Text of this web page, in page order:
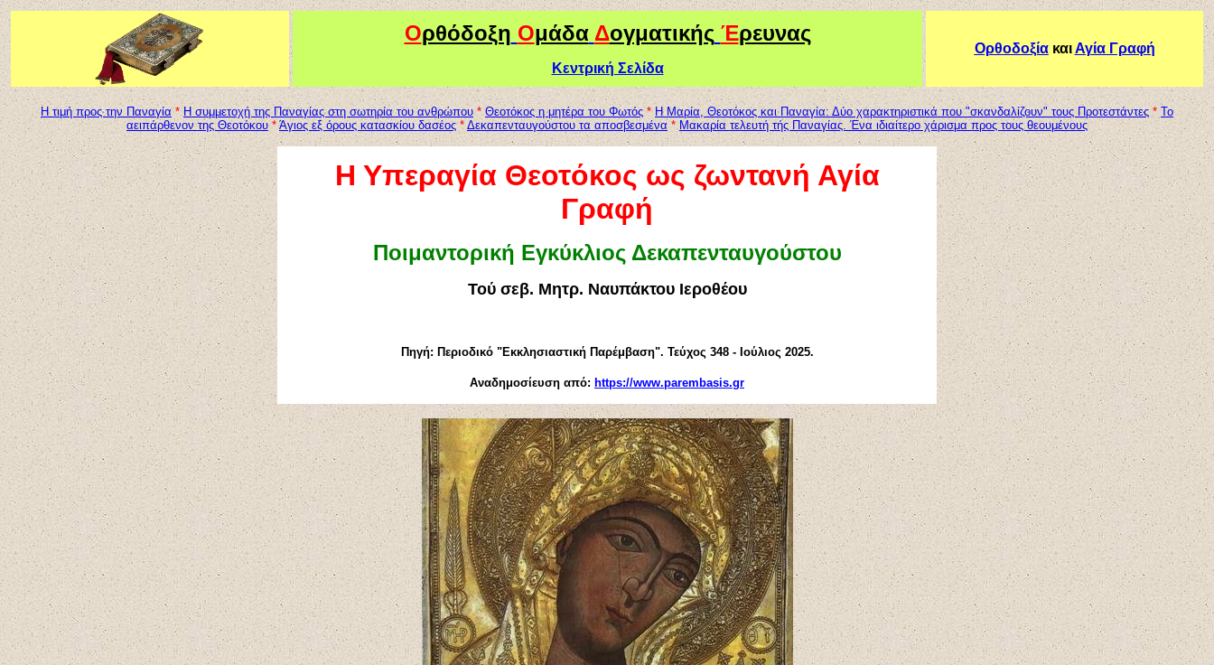
Ορθόδοξη Ομάδα Δογματικής Έρευνας
Κεντρική Σελίδα
Ορθοδοξία καιΑγία Γραφή
Η τιμή προς την Παναγία * Η συμμετοχή της Παναγίας στη σωτηρία του ανθρώπου * Θεοτόκος η μητέρα του Φωτός * Η Μαρία, Θεοτόκος και Παναγία: Δύο χαρακτηριστικά που "σκανδαλίζουν" τους Προτεστάντες * Το
αειπάρθενον της Θεοτόκου * Άγιος εξ όρους κατασκίου δασέος * Δεκαπενταυγούστου τα αποσβεσμένα * Μακαρία τελευτή τής Παναγίας. Ένα ιδιαίτερο χάρισμα προς τους θεουμένους
Η Υπεραγία Θεοτόκος ως ζωντανή Αγία
Γραφή
Ποιμαντορική Εγκύκλιος Δεκαπενταυγούστου
Τού σεβ. Μητρ. Ναυπάκτου Ιεροθέου
Πηγή: Περιοδικό "Εκκλησιαστική Παρέμβαση". Τεύχος 348 - Ιούλιος 2025.
Αναδημοσίευση από: https://www.parembasis.gr